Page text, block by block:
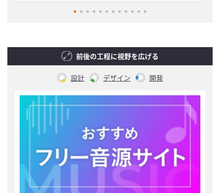
前後の工程に視野を広げる
設計 デザイン 開発